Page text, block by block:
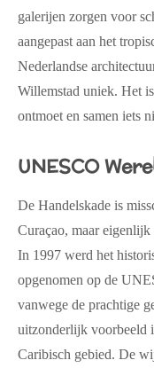
galerijen zorgen voor
aangepast aan het
Nederlandse
Willemstad uniek. Het
ontmoet en samen iets
UNESCO
De Handelskade is
Curaçao, maar
In 1997 werd het
opgenomen op de
vanwege de prachtige
uitzonderlijk voorbeeld
Caribisch gebied. De